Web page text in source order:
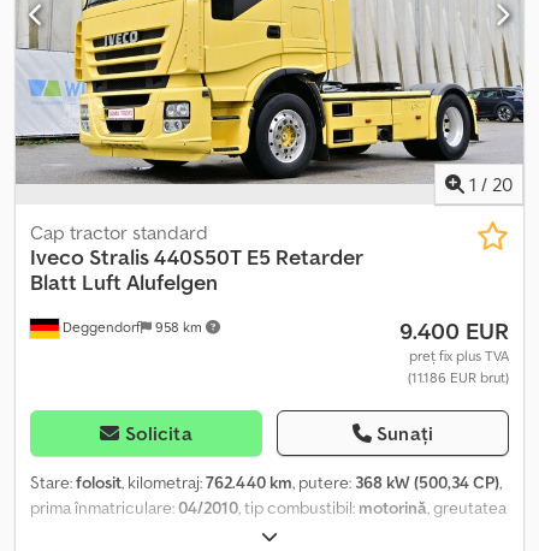
1 / 20
Deggendorf 958 km
Cap tractor standard
Iveco Stralis 440S50T E5 Retarder
Blatt Luft Alufelgen
9.400 EUR
preț fix plus TVA
(11.186 EUR brut)
Solicita Sunați
Stare:folosit, kilometraj:762.440 km, putere: 368 kW (500,34 CP),
prima înmatriculare:04/2010, tip combustibil: motorină, greutatea
, greutatea maximă de încărcare: